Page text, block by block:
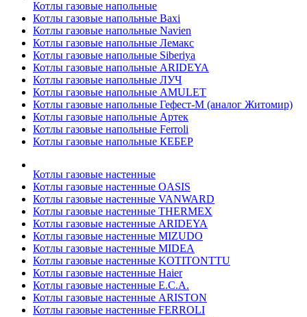
Котлы газовые напольные
Котлы газовые напольные Baxi
Котлы газовые напольные Navien
Котлы газовые напольные Лемакс
Котлы газовые напольные Siberiya
Котлы газовые напольные ARIDEYA
Котлы газовые напольные ЛУЧ
Котлы газовые напольные AMULET
Котлы газовые напольные Гефест-М (аналог Житомир)
Котлы газовые напольные Артек
Котлы газовые напольные Ferroli
Котлы газовые напольные КЕБЕР
Котлы газовые настенные
Котлы газовые настенные OASIS
Котлы газовые настенные VANWARD
Котлы газовые настенные THERMEX
Котлы газовые настенные ARIDEYA
Котлы газовые настенные MIZUDO
Котлы газовые настенные MIDEA
Котлы газовые настенные KOTITONTTU
Котлы газовые настенные Haier
Котлы газовые настенные E.C.A.
Котлы газовые настенные ARISTON
Котлы газовые настенные FERROLI